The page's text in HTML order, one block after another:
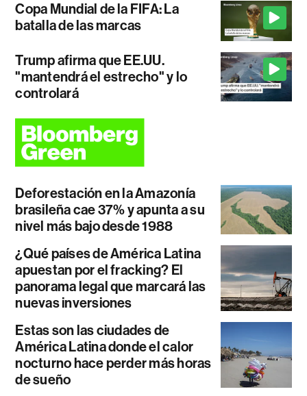
Copa Mundial de la FIFA: La
batalla de las marcas
Trump afirma que EE.UU.
"mantendrá el estrecho" y lo
controlará
Deforestación en la Amazonía
brasileña cae 37% y apunta a su
nivel más bajo desde 1988
¿Qué países de América Latina
apuestan por el fracking? El
panorama legal que marcará las
nuevas inversiones
Estas son las ciudades de
América Latina donde el calor
nocturno hace perder más horas
de sueño